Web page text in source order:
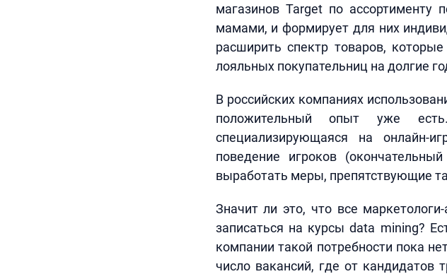
магазинов Target по ассортименту
мамами, и формирует для них
расширить спектр товаров,
лояльных покупательниц на долгие
В российских компаниях
положительный опыт уже
специализирующаяся на онлайн-
поведение игроков
выработать меры, препятствующие
Значит ли это, что все
записаться на курсы data mining?
компании такой потребности пока
число вакансий, где от кандидатов